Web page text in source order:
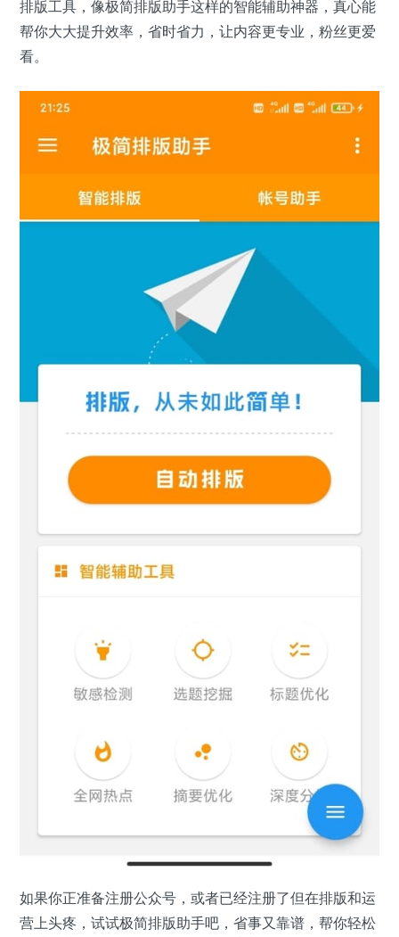
排版工具，像极简排版助手这样的智能辅助神器，真心能
帮你大大提升效率，省时省力，让内容更专业，粉丝更爱
看。
如果你正准备注册公众号，或者已经注册了但在排版和运
营上头疼，试试极简排版助手吧，省事又靠谱，帮你轻松